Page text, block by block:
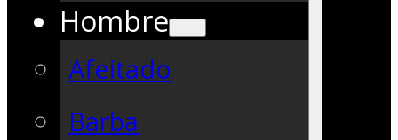
Hombre
Afeitado
Barba